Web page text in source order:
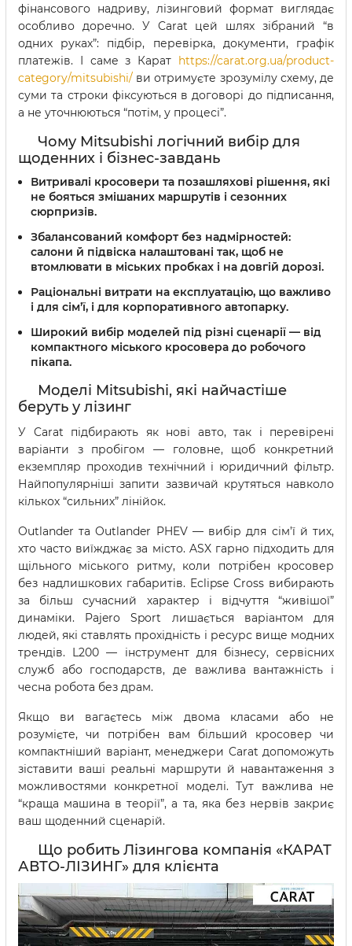
фінансового надриву, лізинговий формат виглядає
особливо доречно. У Carat цей шлях зібраний “в
одних руках”: підбір, перевірка, документи, графік
платежів. І саме з Карат
https://carat.org.ua/product-
category/mitsubishi/ ви отримуєте зрозумілу схему, де
суми та строки фіксуються в договорі до підписання,
а не уточнюються “потім, у процесі”.
Чому Mitsubishi логічний вибір для
щоденних і бізнес-завдань
Витривалі кросовери та позашляхові рішення, які
не бояться змішаних маршрутів і сезонних
сюрпризів.
Збалансований комфорт без надмірностей:
салони й підвіска налаштовані так, щоб не
втомлювати в міських пробках і на довгій дорозі.
Раціональні витрати на експлуатацію, що важливо
і для сім’ї, і для корпоративного автопарку.
Широкий вибір моделей під різні сценарії — від
компактного міського кросовера до робочого
пікапа.
Моделі Mitsubishi, які найчастіше
беруть у лізинг
У Carat підбирають як нові авто, так і перевірені
варіанти з пробігом — головне, щоб конкретний
екземпляр проходив технічний і юридичний фільтр.
Найпопулярніші запити зазвичай крутяться навколо
кількох “сильних” лінійок.
Outlander та Outlander PHEV — вибір для сім’ї й тих,
хто часто виїжджає за місто. ASX гарно підходить для
щільного міського ритму, коли потрібен кросовер
без надлишкових габаритів. Eclipse Cross вибирають
за більш сучасний характер і відчуття “живішої”
динаміки. Pajero Sport лишається варіантом для
людей, які ставлять прохідність і ресурс вище модних
трендів. L200 — інструмент для бізнесу, сервісних
служб або господарств, де важлива вантажність і
чесна робота без драм.
Якщо ви вагаєтесь між двома класами або не
розумієте, чи потрібен вам більший кросовер чи
компактніший варіант, менеджери Carat допоможуть
зіставити ваші реальні маршрути й навантаження з
можливостями конкретної моделі. Тут важлива не
“краща машина в теорії”, а та, яка без нервів закриє
ваш щоденний сценарій.
Що робить Лізингова компанія «КАРАТ
АВТО-ЛІЗИНГ» для клієнта